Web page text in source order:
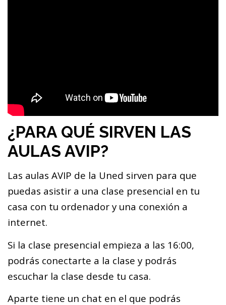
¿PARA QUÉ SIRVEN LAS
AULAS AVIP?
Las aulas AVIP de la Uned sirven para que
puedas asistir a una clase presencial en tu
casa con tu ordenador y una conexión a
internet.
Si la clase presencial empieza a las 16:00,
podrás conectarte a la clase y podrás
escuchar la clase desde tu casa.
Aparte tiene un chat en el que podrás